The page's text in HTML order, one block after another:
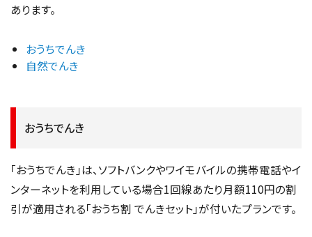
あります。
おうちでんき
自然でんき
おうちでんき
「おうちでんき」は、ソフトバンクやワイモバイルの携帯電話やイ
ンターネットを利用している場合1回線あたり月額110円の割
引が適用される「おうち割 でんきセット」が付いたプランです。